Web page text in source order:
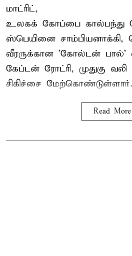
மாட்ரிட்,
உலகக் கோப்பை கால்பந்து
ஸ்பெயினை சாம்பியனாக்கி,
வீரருக்கான 'கோல்டன் பால்'
கேப்டன் ரோட்ரி, முதுகு
சிகிச்சை மேற்கொண்டுள்ளார்.
Read More